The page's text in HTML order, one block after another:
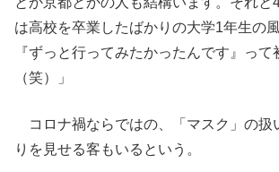
は高校を卒業したばかりの大学1年生の
『ずっと行ってみたかったんです』って
（笑）」
コロナ禍ならではの、「マスク」の扱
りを見せる客もいるという。